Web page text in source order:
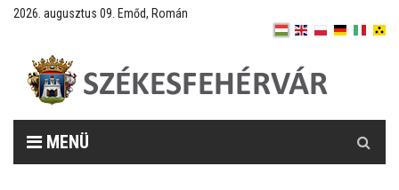
2026. augusztus 09. Emőd, Román
MENÜ